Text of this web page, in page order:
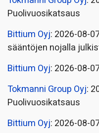
Puolivuosikatsaus
Bittium Oyj: 2026-08-
sääntöjen nojalla
Bittium Oyj: 2026-08-
Tokmanni Group Oyj:
Puolivuosikatsaus
Bittium Oyj: 2026-08-